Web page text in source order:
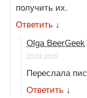
получить их.
Ответить ↓
Olga BeerGeek
20.02.2015
Переслала
Ответить ↓